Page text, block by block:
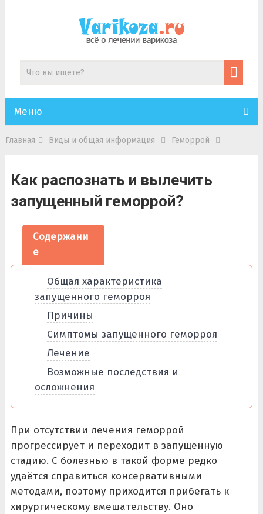
Меню
Главная Виды и общая информация Геморрой
Как распознать и вылечить
запущенный геморрой?
Содержани
е
Общая характеристика
запущенного геморроя
Причины
Симптомы запущенного геморроя
Лечение
Возможные последствия и
осложнения
При отсутствии лечения геморрой
прогрессирует и переходит в запущенную
стадию. С болезнью в такой форме редко
удаётся справиться консервативными
методами, поэтому приходится прибегать к
хирургическому вмешательству. Оно